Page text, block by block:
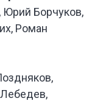
Юрий Борчуков,
Роман
Лебедев,